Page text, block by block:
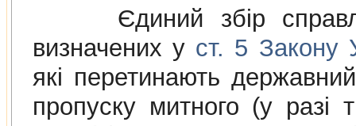
Єдиний збiр
визначених у ст. 5 Закону
якi перетинають
пропуску митного (у разi